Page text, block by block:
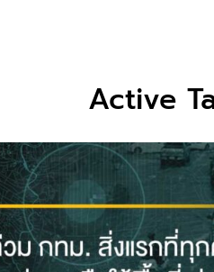
Active